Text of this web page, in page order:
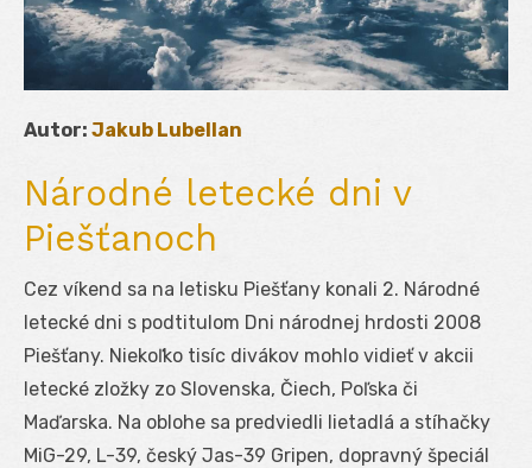
Autor: Jakub Lubellan
Národné letecké dni v
Piešťanoch
Cez víkend sa na letisku Piešťany konali 2. Národné
letecké dni s podtitulom Dni národnej hrdosti 2008
Piešťany. Niekoľko tisíc divákov mohlo vidieť v akcii
letecké zložky zo Slovenska, Čiech, Poľska či
Maďarska. Na oblohe sa predviedli lietadlá a stíhačky
MiG-29, L-39, český Jas-39 Gripen, dopravný špeciál